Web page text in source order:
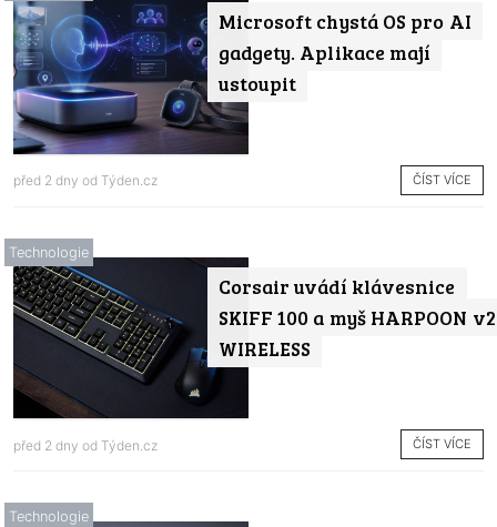
Microsoft chystá OS pro AI
gadgety. Aplikace mají
ustoupit
před 2 dny od Týden.cz ČÍST VÍCE
Corsair uvádí klávesnice
SKIFF 100 a myš HARPOON v2
WIRELESS
Technologie
před 2 dny od Týden.cz ČÍST VÍCE
Technologie